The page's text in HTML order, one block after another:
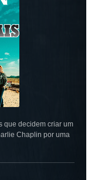
que decidem criar um
Chaplin por uma